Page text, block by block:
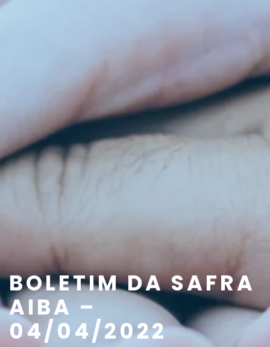
BOLETIM DA SAFRA
AIBA –
04/04/2022